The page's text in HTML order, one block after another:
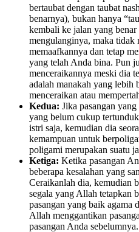
bertaubat dengan taubat
benarnya), bukan hanya
kembali ke jalan yang
mengulanginya, maka tidak
memaafkannya dan tetap
yang telah Anda bina. Pun
menceraikannya meski dia
adalah manakah yang lebih
menceraikan atau
Kedua: Jika pasangan
yang belum cukup
istri saja, kemudian dia
kemampuan untuk
poligami merupakan suatu
Ketiga: Ketika pasangan
beberapa kesalahan yang
Ceraikanlah dia, kemudian
segala yang Allah tetapkan
pasangan yang baik agama
Allah menggantikan
pasangan Anda sebelumnya.